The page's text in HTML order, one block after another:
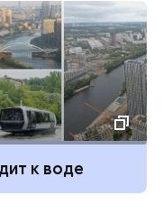
к воде